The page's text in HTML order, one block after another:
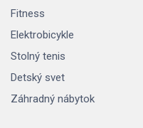
Fitness
Elektrobicykle
Stolný tenis
Detský svet
Záhradný nábytok